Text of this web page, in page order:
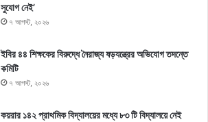
সুযোগ নেই’
৭ আগস্ট, ২০২৬
ইবির ৪৪ শিক্ষকের বিরুদ্ধে নৈরাজ্য ষড়যন্ত্রের অভিযোগ তদন্তে
কমিটি
৭ আগস্ট, ২০২৬
কয়রার ১৪২ প্রাথমিক বিদ্যালয়ের মধ্যে ৮৩ টি বিদ্যালয়ে নেই